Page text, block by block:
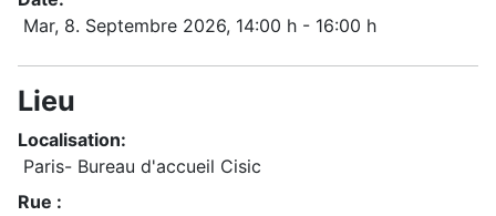
Mar, 8. Septembre 2026, 14:00 h - 16:00 h
Lieu
Localisation:
Paris- Bureau d'accueil Cisic
Rue :